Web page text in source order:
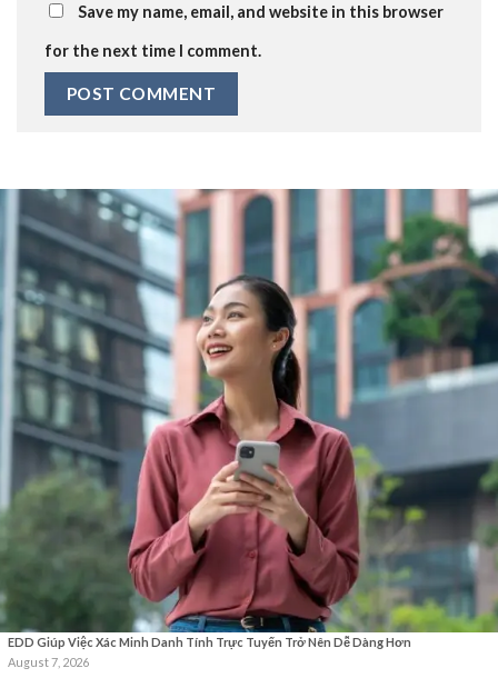
Save my name, email, and website in this browser
for the next time I comment.
EDD Giúp Việc Xác Minh Danh Tính Trực Tuyến Trở Nên Dễ Dàng Hơn
August 7, 2026